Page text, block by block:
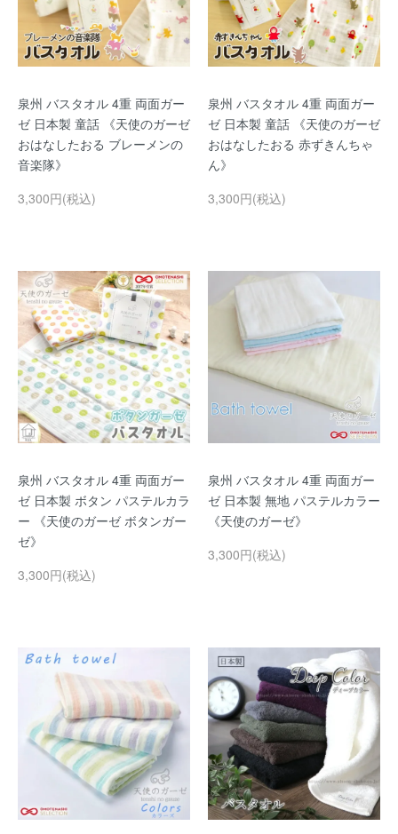
泉州 バスタオル 4重 両面ガー
ゼ 日本製 童話 《天使のガーゼ
おはなしたおる ブレーメンの
音楽隊》
3,300円(税込)
泉州 バスタオル 4重 両面ガー
ゼ 日本製 童話 《天使のガーゼ
おはなしたおる 赤ずきんちゃ
ん》
3,300円(税込)
泉州 バスタオル 4重 両面ガー
ゼ 日本製 ボタン パステルカラ
ー 《天使のガーゼ ボタンガー
ゼ》
3,300円(税込)
泉州 バスタオル 4重 両面ガー
ゼ 日本製 無地 パステルカラー
《天使のガーゼ》
3,300円(税込)